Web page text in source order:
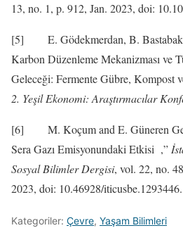
13, no. 1, p. 912, Jan. 2023, doi:
[5] E. Gödekmerdan, B. Bastabak,
Karbon Düzenleme Mekanizması ve
Geleceği: Fermente Gübre, Kompost
2. Yeşil Ekonomi: Araştırmacılar
[6] M. Koçum and E. Güneren
Sera Gazı Emisyonundaki Etkisi ,”
Sosyal Bilimler Dergisi, vol. 22, no.
2023, doi: 10.46928/iticusbe.1293446.
Kategoriler: Çevre, Yaşam Bilimleri